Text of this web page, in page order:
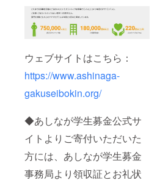
ウェブサイトはこちら：
https://www.ashinaga-
gakuseibokin.org/
◆あしなが学生募金公式サ
イトよりご寄付いただいた
方には、あしなが学生募金
事務局より領収証とお礼状